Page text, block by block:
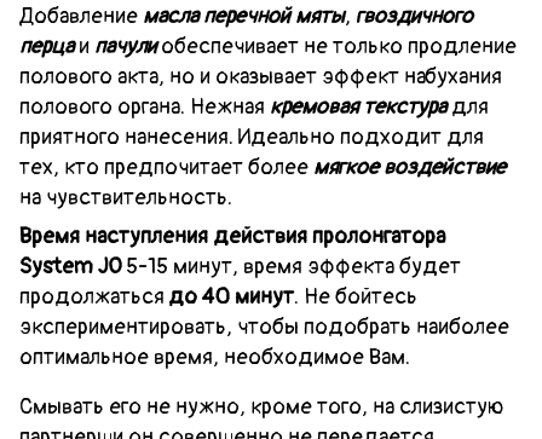
Добавление масла перечной мяты, гвоздичного
перцаи пачулиобеспечивает не только продление
полового акта, но и оказывает эффект набухания
полового органа. Нежная кремовая текстурадля
приятного нанесения. Идеально подходит для
тех, кто предпочитает более мягкое воздействие
на чувствительность.
Время наступления действияпролонгатора
System JO5-15 минут, время эффектабудет
продолжаться до40 минут. Не бойтесь
экспериментировать, чтобы подобрать наиболее
оптимальное время, необходимое Вам.
Смывать его не нужно, кроме того, на слизистую